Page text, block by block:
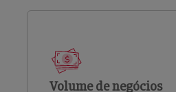
Volume de negócios